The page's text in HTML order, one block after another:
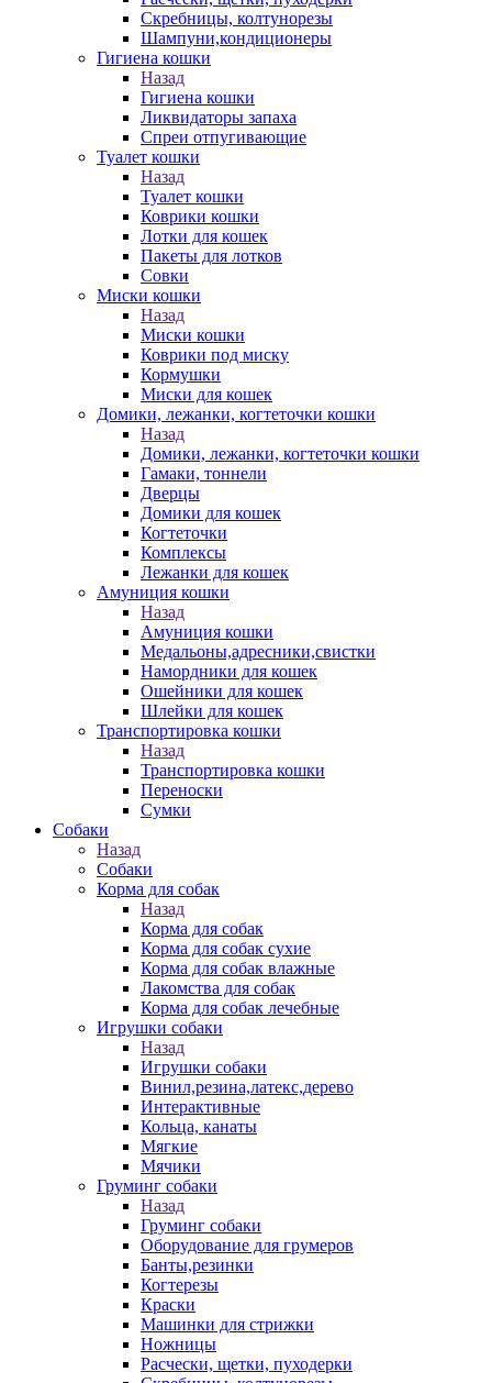
Скребницы, колтунорезы
Шампуни,кондиционеры
Гигиена кошки
Назад
Гигиена кошки
Ликвидаторы запаха
Спреи отпугивающие
Туалет кошки
Назад
Туалет кошки
Коврики кошки
Лотки для кошек
Пакеты для лотков
Совки
Миски кошки
Назад
Миски кошки
Коврики под миску
Кормушки
Миски для кошек
Домики, лежанки, когтеточки кошки
Назад
Домики, лежанки, когтеточки кошки
Гамаки, тоннели
Дверцы
Домики для кошек
Когтеточки
Комплексы
Лежанки для кошек
Амуниция кошки
Назад
Амуниция кошки
Медальоны,адресники,свистки
Намордники для кошек
Ошейники для кошек
Шлейки для кошек
Транспортировка кошки
Назад
Транспортировка кошки
Переноски
Сумки
Собаки
Назад
Собаки
Корма для собак
Назад
Корма для собак
Корма для собак сухие
Корма для собак влажные
Лакомства для собак
Корма для собак лечебные
Игрушки собаки
Назад
Игрушки собаки
Винил,резина,латекс,дерево
Интерактивные
Кольца, канаты
Мягкие
Мячики
Груминг собаки
Назад
Груминг собаки
Оборудование для грумеров
Банты,резинки
Когтерезы
Краски
Машинки для стрижки
Ножницы
Расчески, щетки, пуходерки